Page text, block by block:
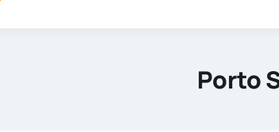
Porto